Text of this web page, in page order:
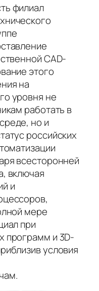
филиал
CAD-
этого
на
уровня не
работать в
но и
российских
всесторонней
включая
и
мере
при
программ и 3D-
условия
.